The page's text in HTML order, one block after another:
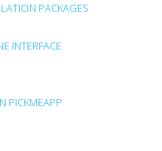
PACKAGES
INTERFACE
PICKMEAPP